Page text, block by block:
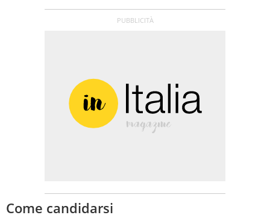
Come candidarsi